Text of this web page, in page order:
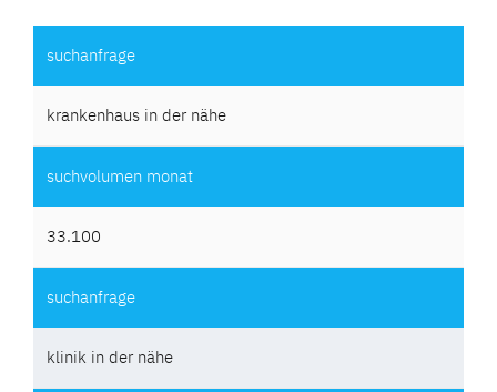
krankenhaus in der nähe
33.100
klinik in der nähe